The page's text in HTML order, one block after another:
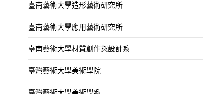
臺南藝術大學造形藝術研究所
臺南藝術大學應用藝術研究所
臺南藝術大學材質創作與設計系
臺灣藝術大學美術學院